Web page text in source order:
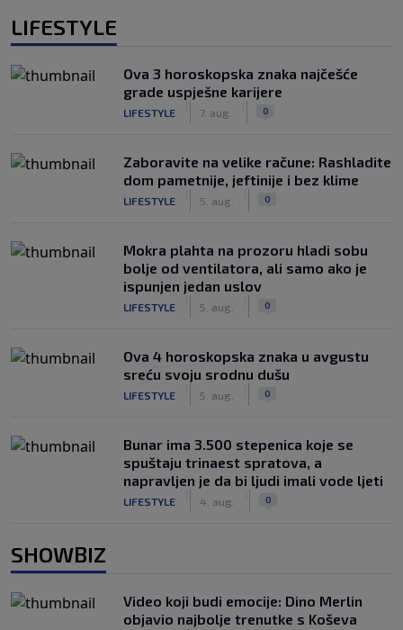
LIFESTYLE
Ova 3 horoskopska znaka najčešće
grade uspješne karijere
LIFESTYLE 7. aug. 0
Zaboravite na velike račune: Rashladite
dom pametnije, jeftinije i bez klime
LIFESTYLE 5. aug. 0
Mokra plahta na prozoru hladi sobu
bolje od ventilatora, ali samo ako je
ispunjen jedan uslov
LIFESTYLE 5. aug. 0
Ova 4 horoskopska znaka u avgustu
sreću svoju srodnu dušu
LIFESTYLE 5. aug. 0
Bunar imа 3.500 stepenica koje se
spuštaju trinaest spratova, a
napravljen je da bi ljudi imali vode ljeti
LIFESTYLE 4. aug. 0
SHOWBIZ
Video koji budi emocije: Dino Merlin
objavio najbolje trenutke s Koševa